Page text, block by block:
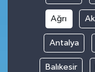
Ağrı
Antalya
Balıkesir